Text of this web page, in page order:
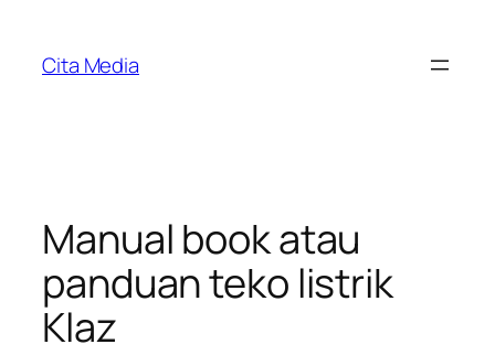
content
Cita Media
Manual book atau
panduan teko listrik
Klaz